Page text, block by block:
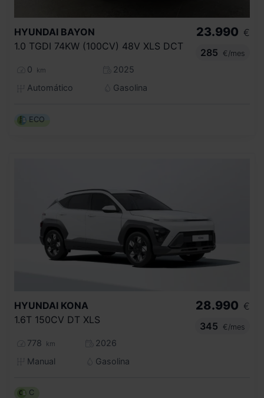
HYUNDAI BAYON
1.0 TGDI 74KW (100CV) 48V XLS DCT
0 km
2025
Automático
Gasolina
23.990 €
285
€/mes
ECO
HYUNDAI KONA
1.6T 150CV DT XLS
778 km
2026
Manual
Gasolina
28.990 €
345
€/mes
C